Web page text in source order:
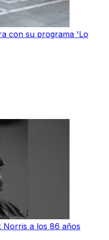
con su programa 'Lo
Norris a los 86 años